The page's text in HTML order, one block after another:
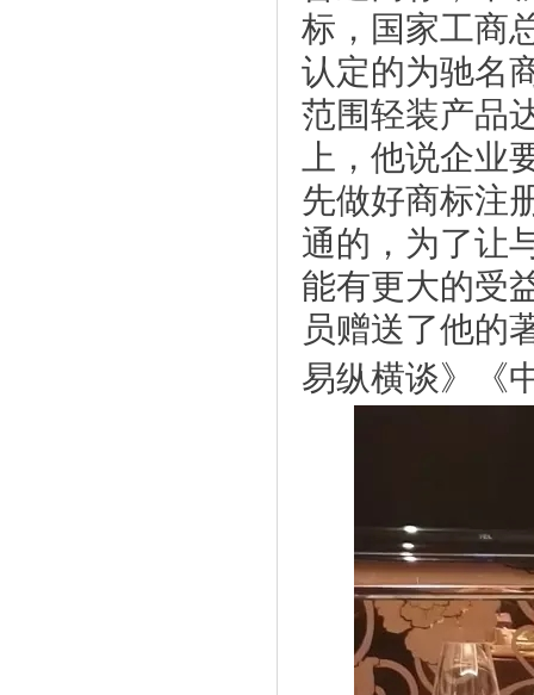
标，国家工商
认定的为驰名
范围轻装产品
上，他说企
先做好商标注
通的，为了让
能有更大的受
员赠送了他的
易纵横谈》《